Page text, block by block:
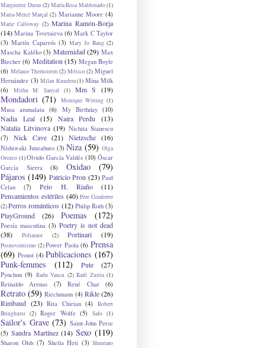
Marguerite Duras(2) María Rosa Maldonado(1)
Maria-Mercè Marçal (2) Marianne Moore (4)
Marie Calloway (2) Marina Ramón-Borja
(14) Marina Tsvetaieva (6) Mark C Taylor
(3) Martín Caparrós (3) Mary Jo Bang (2)
Mascha Kaléko (3) Maternidad (29) Max
Blecher (6) Meditation (15) Megan Boyle
(6) Melanie Thernstrom (2) México (2) Miguel
Hernández (3) Milan Kundera(1) Mina Milk
(6)
Mithu M. Sanyal (1) Mm S (19)
Mondadori (71) Monique Witting (1)
Musa ammalata (6) My Birthday (10)
Nadia Leal (15) Naira Perdu
(13)
Natalia Litvinova (19) Nichita Stanescu
(7)
Nick Cave (21) Nietzsche (16)
Nishiwaki Junzaburo (3) Niza (59) Olga
Orozco (1)Olvido García Valdés (10) Óscar
García Sierra
(8) Oxidao
(79)
Pájaros (149) Patricio Pron (23) Paul
Celan
(7) Peio H. Riaño
(11)
Pensamientos estériles (40) Pere Gimferrer
(2)Perros románticos (12) Philip Roth (3)
PlayGround (26) Poemas (172)
Poesía masculina (3) Poetry is not dead
(38)
Poliamor (2) Portinari (19)
Posnoventismo (2) Power Paola (6) Prensa
(69) Proust (4) Publicaciones (167)
Punk-femmes
(112) Pute (27)
Pynchon (9) Radu Vancu (2) Raúl Zurita (1)
Reinaldo Arenas (7) René Char (6)
Retrato (59) Riechmann (4) Rikle (26)
Rimbaud (23) Rita Chirian (4)
Robert
Bringhurst (2) Roger Wolfe (5) Safo (1)
Sailor's Grave (73) Saint-John Perse
(5) Sandra Martínez (14) Sexo (119)
Sharon Olds (7) Sheila Heti (3) Shuntaro